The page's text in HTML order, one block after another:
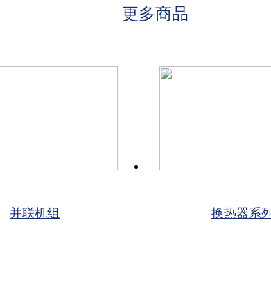
更多商品
并联机组 换热器系列